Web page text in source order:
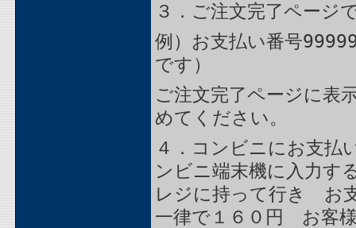
３．ご注文完了ページ
例）お支払い番号
です）
ご注文完了ページに表
めてください。
４．コンビニにお支払
ンビニ端末機に入力
レジに持って行き お
一律で１６０円 お客